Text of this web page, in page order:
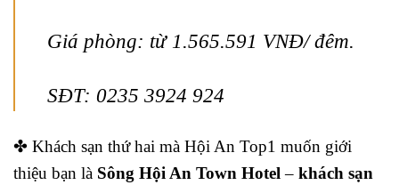
Giá phòng: từ 1.565.591 VNĐ/ đêm.
SĐT: 0235 3924 924
✤ Khách sạn thứ hai mà Hội An Top1 muốn giới
thiệu bạn là Sông Hội An Town Hotel– khách sạn